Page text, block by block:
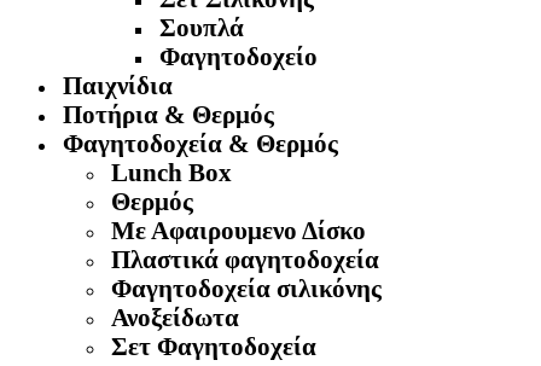
Σουπλά
Φαγητοδοχείο
Παιχνίδια
Ποτήρια & Θερμός
Φαγητοδοχεία & Θερμός
Lunch Box
Θερμός
Με Αφαιρουμενο Δίσκο
Πλαστικά φαγητοδοχεία
Φαγητοδοχεία σιλικόνης
Ανοξείδωτα
Σετ Φαγητοδοχεία